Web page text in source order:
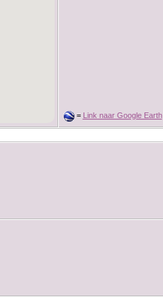
= Link naar Google Earth